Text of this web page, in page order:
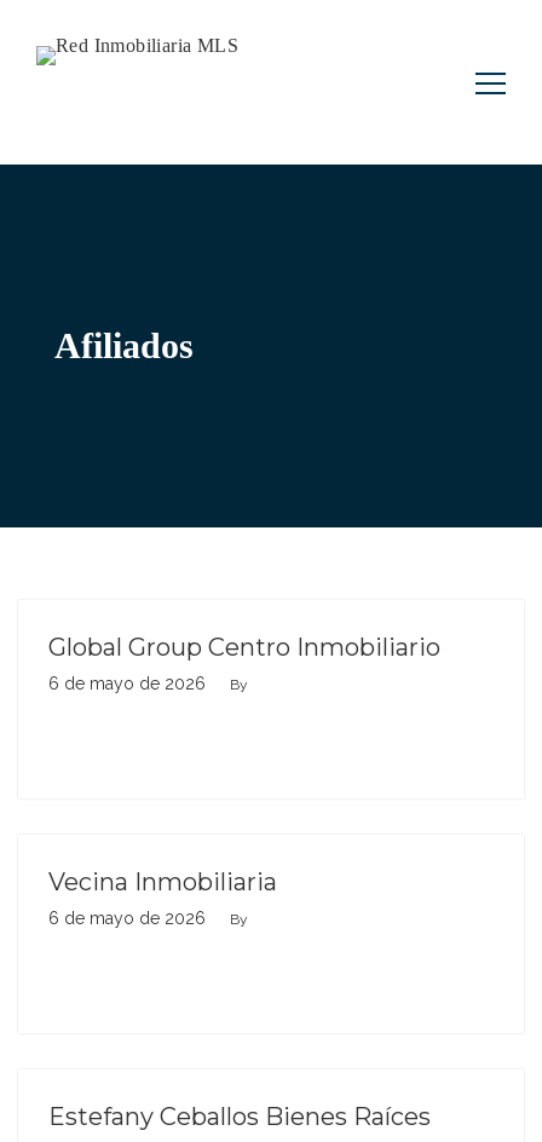
Buscar:
Afiliados
Global Group Centro Inmobiliario
6 de mayo de 2026 By
Vecina Inmobiliaria
6 de mayo de 2026 By
Estefany Ceballos Bienes Raíces